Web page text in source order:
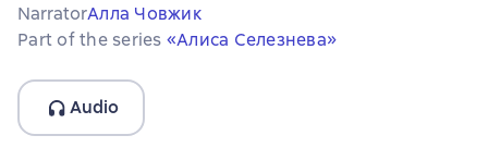
NarratorАлла Човжик
Part of the series «Алиса Селезнева»
Audio